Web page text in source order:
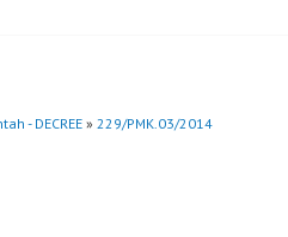
- DECREE » 229/PMK.03/2014